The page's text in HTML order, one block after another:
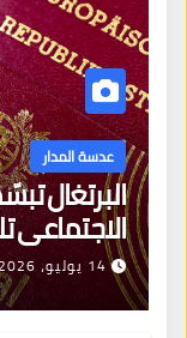
عدسة المدار
البرتغال
جديدة
14 يوليو، 2026